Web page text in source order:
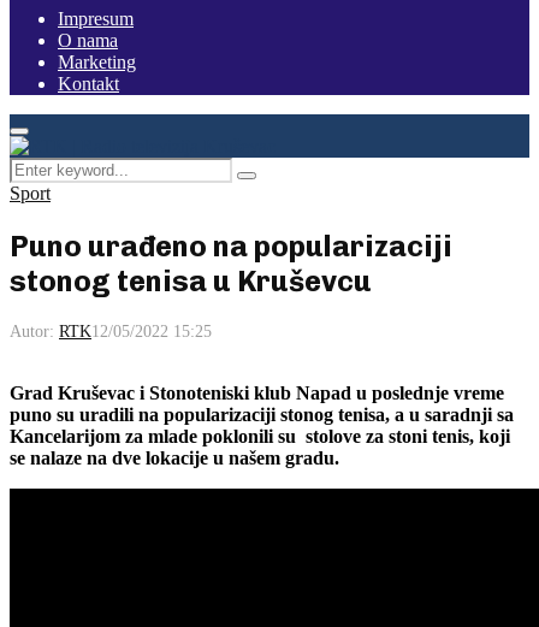
Impresum
O nama
Marketing
Kontakt
Facebook
Instagram
Youtube
Primary
Menu
Search
for:
Pretraga
Sport
Puno urađeno na popularizaciji
stonog tenisa u Kruševcu
Autor: RTK12/05/2022 15:25
Grad Kruševac i Stonoteniski klub Napad u poslednje vreme
puno su uradili na popularizaciji stonog tenisa, a u saradnji sa
Kancelarijom za mlade poklonili su stolove za stoni tenis, koji
se nalaze na dve lokacije u našem gradu.